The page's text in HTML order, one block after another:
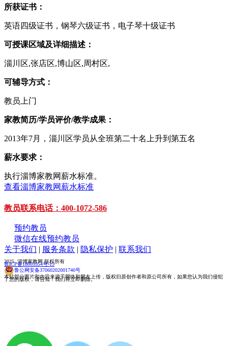
所获证书：
英语四级证书，钢琴六级证书，电子琴十级证书
可授课区域及详细描述：
淄川区,张店区,博山区,周村区,
可辅导方式：
教员上门
家教简历/学员评价/教学成果：
2013年7月，淄川区学员从全班第二十名上升到第五名
薪水要求：
执行淄博家教网薪水标准。
查看淄博家教网薪水标准
教员联系电话：400-1072-586
预约教员
微信在线预约教员
关于我们 | 服务条款 | 隐私保护 | 联系我们
2025 淄博家教网 版权所有
鲁ICP备18005554号-15
鲁公网安备37060202001740号
本站部分图片和内容来源于网络和网友上传，版权归原创作者和原公司所有，如果您认为我们侵犯
了您的版权，请告知！我们将立即删除。